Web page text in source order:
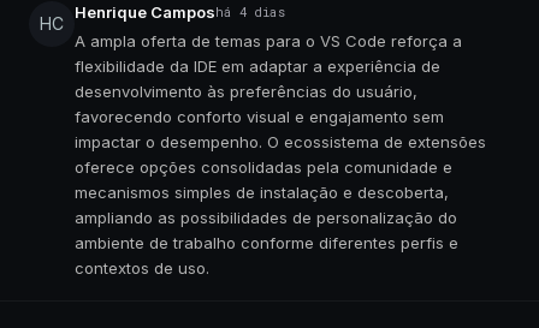
HC
Henrique Camposhá 4 dias
A ampla oferta de temas para o VS Code reforça a
flexibilidade da IDE em adaptar a experiência de
desenvolvimento às preferências do usuário,
favorecendo conforto visual e engajamento sem
impactar o desempenho. O ecossistema de extensões
oferece opções consolidadas pela comunidade e
mecanismos simples de instalação e descoberta,
ampliando as possibilidades de personalização do
ambiente de trabalho conforme diferentes perfis e
contextos de uso.